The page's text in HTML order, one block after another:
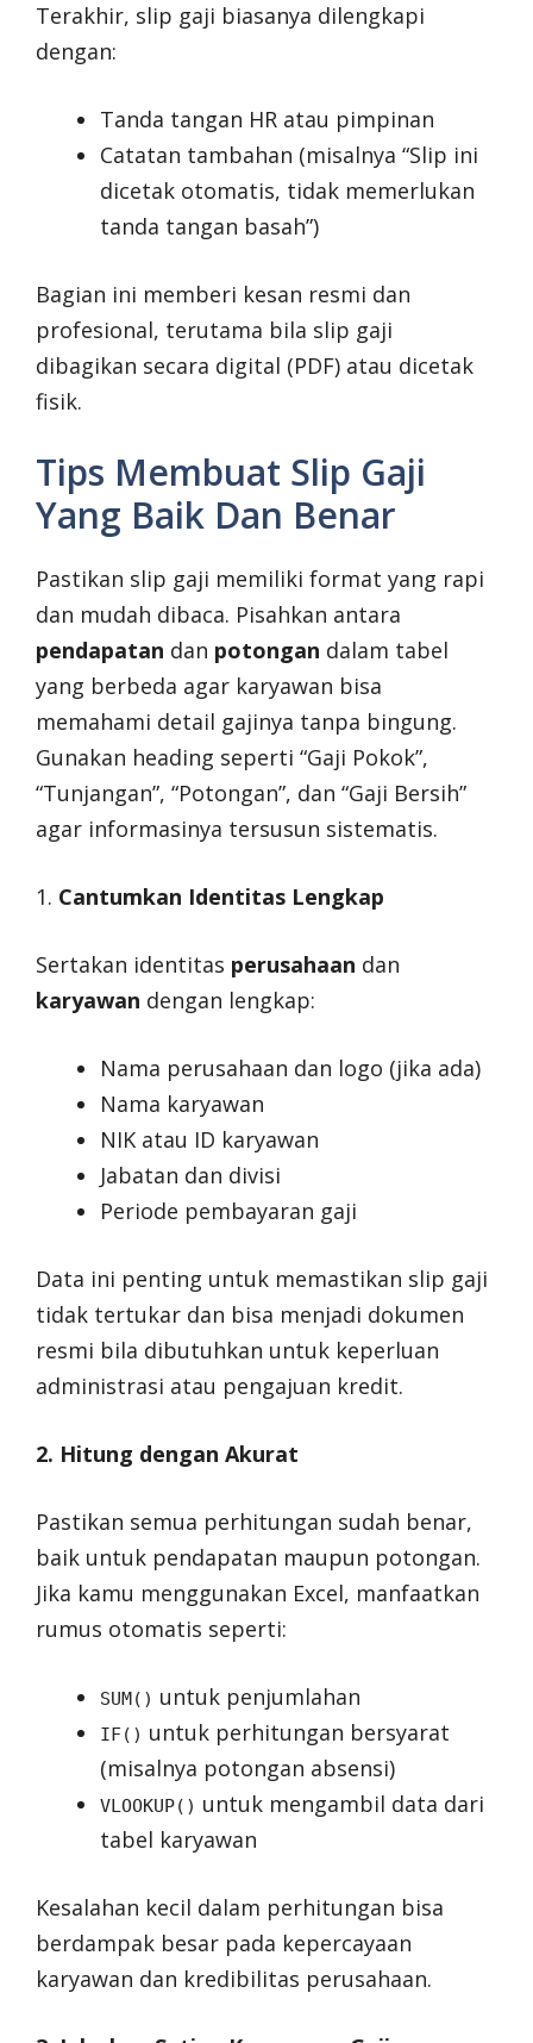
Terakhir, slip gaji biasanya dilengkapi
dengan:
Tanda tangan HR atau pimpinan
Catatan tambahan (misalnya “Slip ini
dicetak otomatis, tidak memerlukan
tanda tangan basah”)
Bagian ini memberi kesan resmi dan
profesional, terutama bila slip gaji
dibagikan secara digital (PDF) atau dicetak
fisik.
Tips Membuat Slip Gaji
Yang Baik Dan Benar
Pastikan slip gaji memiliki format yang rapi
dan mudah dibaca. Pisahkan antara
pendapatan dan potongan dalam tabel
yang berbeda agar karyawan bisa
memahami detail gajinya tanpa bingung.
Gunakan heading seperti “Gaji Pokok”,
“Tunjangan”, “Potongan”, dan “Gaji Bersih”
agar informasinya tersusun sistematis.
1. Cantumkan Identitas Lengkap
Sertakan identitas perusahaan dan
karyawan dengan lengkap:
Nama perusahaan dan logo (jika ada)
Nama karyawan
NIK atau ID karyawan
Jabatan dan divisi
Periode pembayaran gaji
Data ini penting untuk memastikan slip gaji
tidak tertukar dan bisa menjadi dokumen
resmi bila dibutuhkan untuk keperluan
administrasi atau pengajuan kredit.
2. Hitung dengan Akurat
Pastikan semua perhitungan sudah benar,
baik untuk pendapatan maupun potongan.
Jika kamu menggunakan Excel, manfaatkan
rumus otomatis seperti:
SUM() untuk penjumlahan
IF() untuk perhitungan bersyarat
(misalnya potongan absensi)
VLOOKUP() untuk mengambil data dari
tabel karyawan
Kesalahan kecil dalam perhitungan bisa
berdampak besar pada kepercayaan
karyawan dan kredibilitas perusahaan.